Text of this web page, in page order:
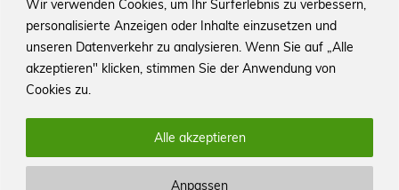
Wir verwenden Cookies, um Ihr Surferlebnis zu verbessern,
personalisierte Anzeigen oder Inhalte einzusetzen und
unseren Datenverkehr zu analysieren. Wenn Sie auf „Alle
akzeptieren" klicken, stimmen Sie der Anwendung von
Cookies zu.
Anpassen
Alle akzeptieren
Das Schriftstellerhaus ist ein beliebter Treffpunkt für
Autorinnen und Autoren aus Stuttgart und der Region sowie
ein Veranstaltungsort für Lesungen, Tagungen und
Schreibwerkstätten.